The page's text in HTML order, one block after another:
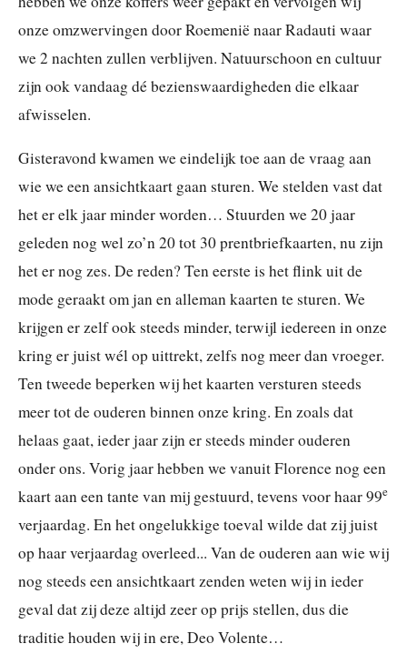
onze omzwervingen door Roemenië naar Radauti waar
we 2 nachten zullen verblijven. Natuurschoon en cultuur
zijn ook vandaag dé bezienswaardigheden die elkaar
afwisselen.
Gisteravond kwamen we eindelijk toe aan de vraag aan
wie we een ansichtkaart gaan sturen. We stelden vast dat
het er elk jaar minder worden… Stuurden we 20 jaar
geleden nog wel zo’n 20 tot 30 prentbriefkaarten, nu zijn
het er nog zes. De reden? Ten eerste is het flink uit de
mode geraakt om jan en alleman kaarten te sturen. We
krijgen er zelf ook steeds minder, terwijl iedereen in onze
kring er juist wél op uittrekt, zelfs nog meer dan vroeger.
Ten tweede beperken wij het kaarten versturen steeds
meer tot de ouderen binnen onze kring. En zoals dat
helaas gaat, ieder jaar zijn er steeds minder ouderen
onder ons. Vorig jaar hebben we vanuit Florence nog een
kaart aan een tante van mij gestuurd, tevens voor haar 99e
verjaardag. En het ongelukkige toeval wilde dat zij juist
op haar verjaardag overleed... Van de ouderen aan wie wij
nog steeds een ansichtkaart zenden weten wij in ieder
geval dat zij deze altijd zeer op prijs stellen, dus die
traditie houden wij in ere, Deo Volente…